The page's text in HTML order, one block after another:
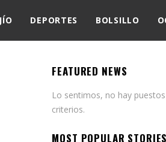
DEPORTES BOLSILLO
FEATURED NEWS
Lo sentimos, no hay
criterios.
MOST POPULAR STORIES